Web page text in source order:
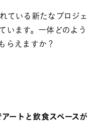
ている新たなプロジェ
います。一体どのよう
らえますか？
ートと飲食スペースが